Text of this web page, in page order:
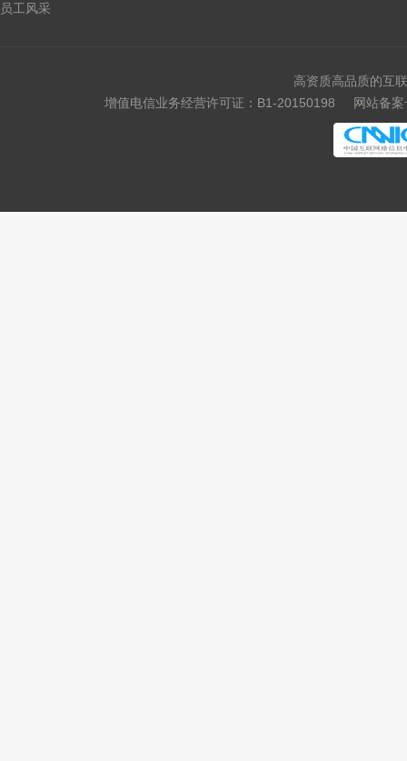
员工风采
高资质高品质的互
增值电信业务经营许可证：B1-20150198
网站备